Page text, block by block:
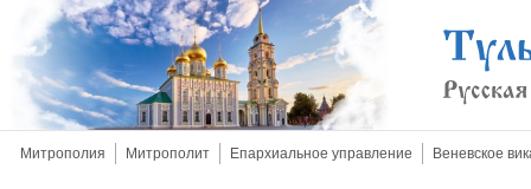
Митрополия Митрополит Епархиальное управление Веневское